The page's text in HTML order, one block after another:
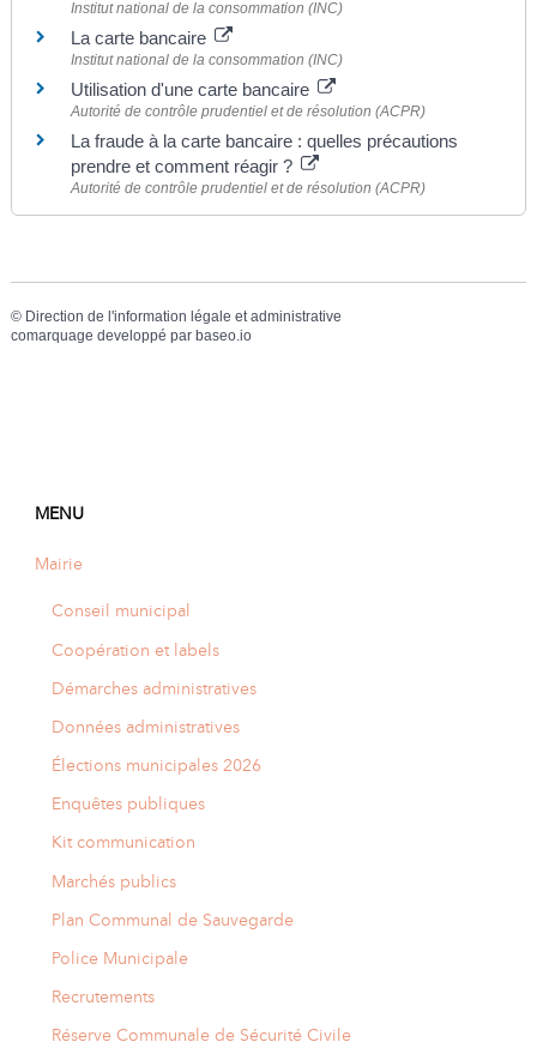
Institut national de la consommation (INC)
La carte bancaire
Institut national de la consommation (INC)
Utilisation d'une carte bancaire
Autorité de contrôle prudentiel et de résolution (ACPR)
La fraude à la carte bancaire : quelles précautions
prendre et comment réagir ?
Autorité de contrôle prudentiel et de résolution (ACPR)
© Direction de l'information légale et administrative
comarquage developpé par baseo.io
MENU
Mairie
Conseil municipal
Coopération et labels
Démarches administratives
Données administratives
Élections municipales 2026
Enquêtes publiques
Kit communication
Marchés publics
Plan Communal de Sauvegarde
Police Municipale
Recrutements
Réserve Communale de Sécurité Civile